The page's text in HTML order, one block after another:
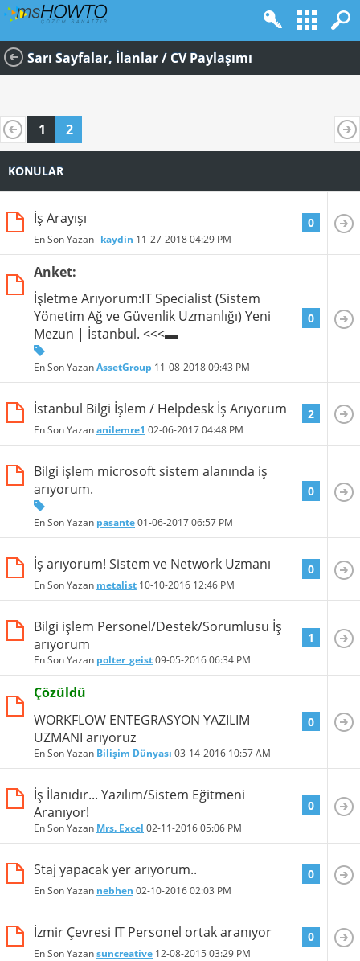
Sarı Sayfalar, İlanlar / CV Paylaşımı
1 2
KONULAR
İş Arayışı
En Son Yazan _kaydin 11-27-201804:29 PM
0
Anket:
İşletme Arıyorum:IT Specialist (Sistem
Yönetim Ağ ve Güvenlik Uzmanlığı) Yeni
Mezun | İstanbul. <<<▬
En Son YazanAssetGroup 11-08-201809:43 PM
0
İstanbul Bilgi İşlem / Helpdesk İş Arıyorum
En Son Yazananilemre1 02-06-201704:48 PM
2
Bilgi işlem microsoft sistem alanında iş
arıyorum.
En Son Yazan pasante01-06-201706:57 PM
0
İş arıyorum! Sistem ve Network Uzmanı
En Son Yazan metalist 10-10-2016 12:46 PM
0
Bilgi işlem Personel/Destek/Sorumlusu İş
arıyorum
En Son Yazan polter_geist09-05-201606:34 PM
1
Çözüldü
WORKFLOW ENTEGRASYON YAZILIM
UZMANI arıyoruz
En Son Yazan Bilişim Dünyası 03-14-2016 10:57 AM
0
İş İlanıdır... Yazılım/Sistem Eğitmeni
Aranıyor!
En Son Yazan Mrs. Excel 02-11-201605:06 PM
0
Staj yapacak yer arıyorum..
En Son Yazan nebhen 02-10-201602:03 PM
0
İzmir Çevresi IT Personel ortak aranıyor
En Son Yazansuncreative 12-08-2015 03:29 PM
0